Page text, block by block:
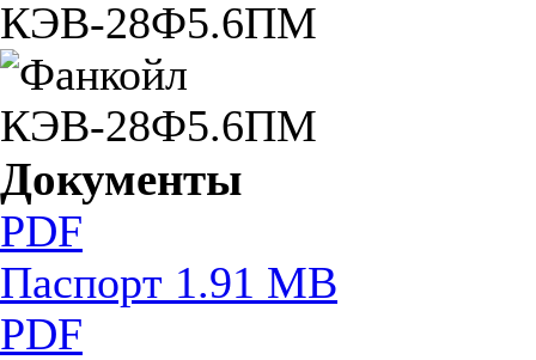
Документы
PDF
Паспорт 1.91 MB
PDF